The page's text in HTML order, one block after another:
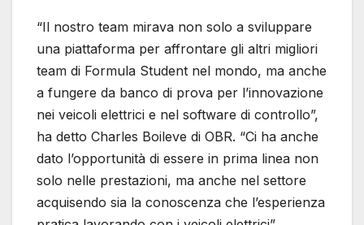
“Il nostro team mirava non solo a sviluppare
una piattaforma per affrontare gli altri migliori
team di Formula Student nel mondo, ma anche
a fungere da banco di prova per l’innovazione
nei veicoli elettrici e nel software di controllo”,
ha detto Charles Boileve di OBR. “Ci ha anche
dato l’opportunità di essere in prima linea non
solo nelle prestazioni, ma anche nel settore
acquisendo sia la conoscenza che l’esperienza